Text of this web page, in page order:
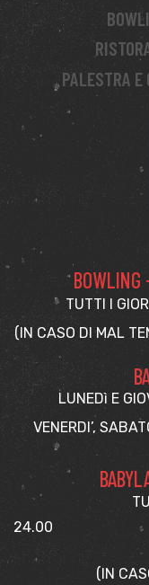
PALESTRA
BOWLING
TUTTI I
(IN CASO DI MAL
LUNEDì E
VENERDI’,
TUTTI I
24.00
(IN CASO DI